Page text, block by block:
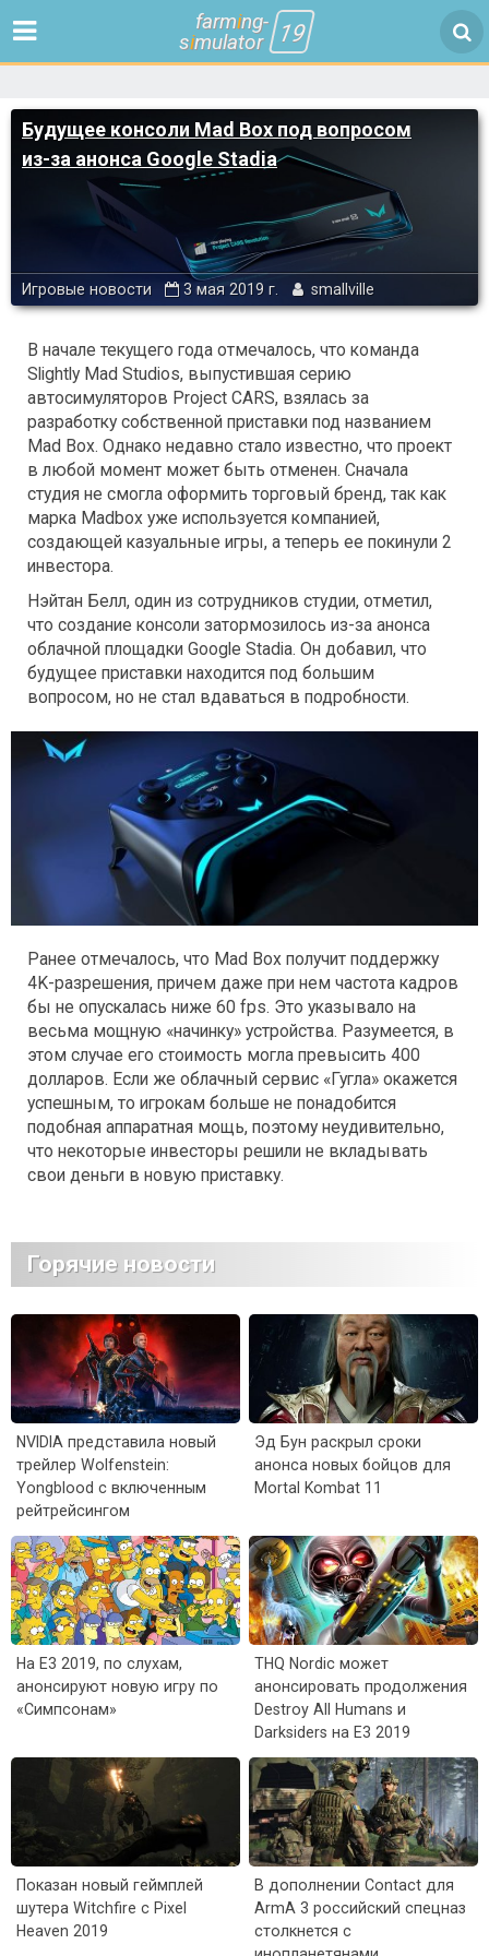
farming-
simulator 19
Игровые новости 3 мая 2019 г. smallville
Будущее консоли Mad Box под вопросом
из-за анонса Google Stadia
В начале текущего года отмечалось, что команда
Slightly Mad Studios, выпустившая серию
автосимуляторов Project CARS, взялась за
разработку собственной приставки под названием
Mad Box. Однако недавно стало известно, что проект
в любой момент может быть отменен. Сначала
студия не смогла оформить торговый бренд, так как
марка Madbox уже используется компанией,
создающей казуальные игры, а теперь ее покинули 2
инвестора.
Нэйтан Белл, один из сотрудников студии, отметил,
что создание консоли затормозилось из-за анонса
облачной площадки Google Stadia. Он добавил, что
будущее приставки находится под большим
вопросом, но не стал вдаваться в подробности.
Ранее отмечалось, что Mad Box получит поддержку
4K-разрешения, причем даже при нем частота кадров
бы не опускалась ниже 60 fps. Это указывало на
весьма мощную «начинку» устройства. Разумеется, в
этом случае его стоимость могла превысить 400
долларов. Если же облачный сервис «Гугла» окажется
успешным, то игрокам больше не понадобится
подобная аппаратная мощь, поэтому неудивительно,
что некоторые инвесторы решили не вкладывать
свои деньги в новую приставку.
Горячие новости
NVIDIA представила новый
трейлер Wolfenstein:
Yongblood с включенным
рейтрейсингом
Эд Бун раскрыл сроки
анонса новых бойцов для
Mortal Kombat 11
На E3 2019, по слухам,
анонсируют новую игру по
«Симпсонам»
THQ Nordic может
анонсировать продолжения
Destroy All Humans и
Darksiders на E3 2019
Показан новый геймплей
шутера Witchfire с Pixel
Heaven 2019
В дополнении Contact для
ArmA 3 российский спецназ
столкнется с